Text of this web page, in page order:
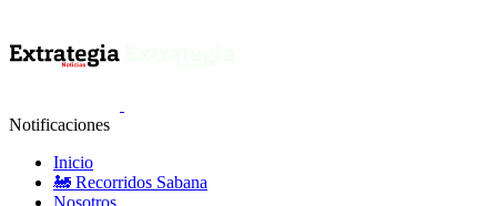
Notificaciones
Inicio
🚂 Recorridos Sabana
Nosotros